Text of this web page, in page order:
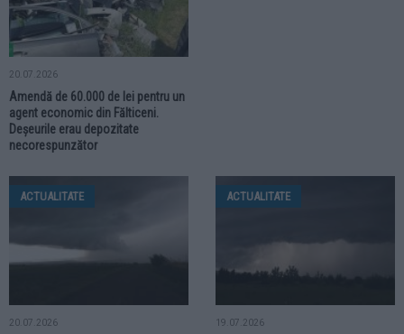
20.07.2026
Amendă de 60.000 de lei pentru un
agent economic din Fălticeni.
Deșeurile erau depozitate
necorespunzător
ACTUALITATE
20.07.2026
ACTUALITATE
19.07.2026